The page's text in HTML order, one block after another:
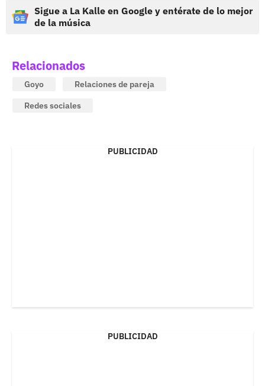
Sigue a La Kalle en Google y entérate de lo mejor
de la música
Relacionados
Goyo
Relaciones de pareja
Redes sociales
PUBLICIDAD
PUBLICIDAD